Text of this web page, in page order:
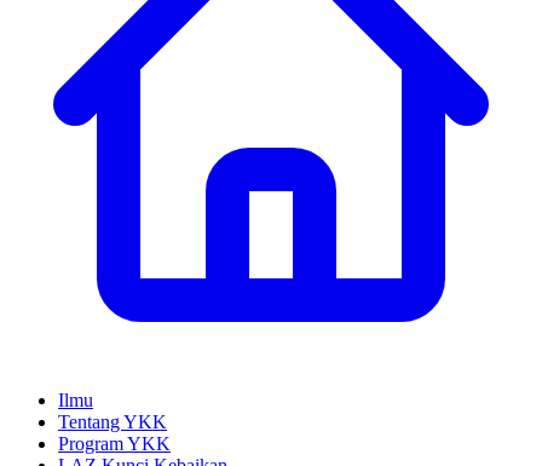
Ilmu
Tentang YKK